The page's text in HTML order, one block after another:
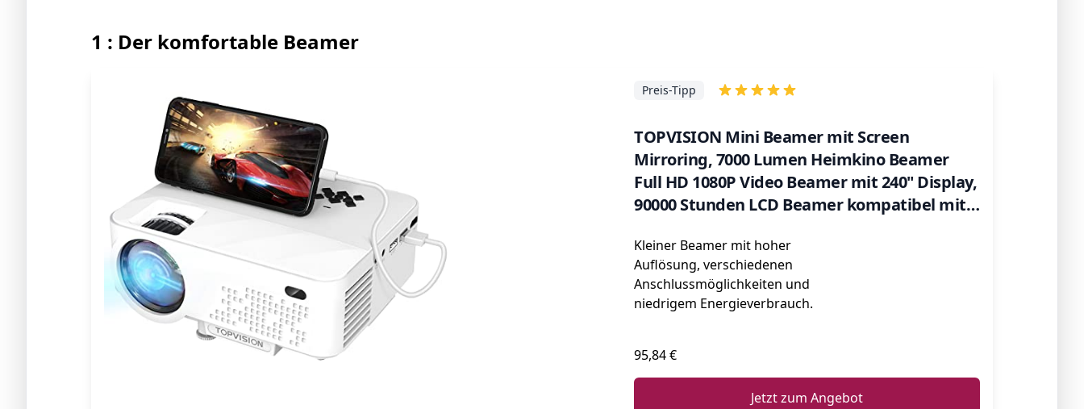
1 : Der komfortable Beamer
TOPVISION Mini Beamer mit Screen
Mirroring, 7000 Lumen Heimkino Beamer
Full HD 1080P Video Beamer mit 240" Display,
90000 Stunden LCD Beamer kompatibel mit
Preis-Tipp
Kleiner Beamer mit hoher
Auflösung, verschiedenen
Anschlussmöglichkeiten und
niedrigem Energieverbrauch.
95,84 €
Jetzt zum Angebot